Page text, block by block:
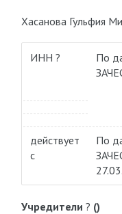
Хасанова Гульфия
ИНН ?
По
действует
с
По
Учредители ? ()